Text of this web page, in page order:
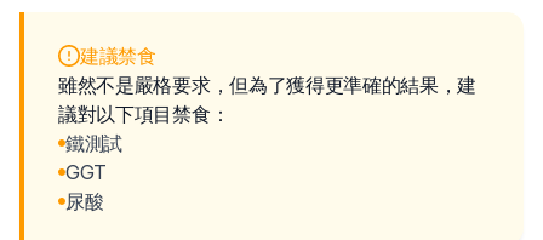
建議禁食
雖然不是嚴格要求，但為了獲得更準確的結果，建
議對以下項目禁食：
鐵測試
GGT
尿酸